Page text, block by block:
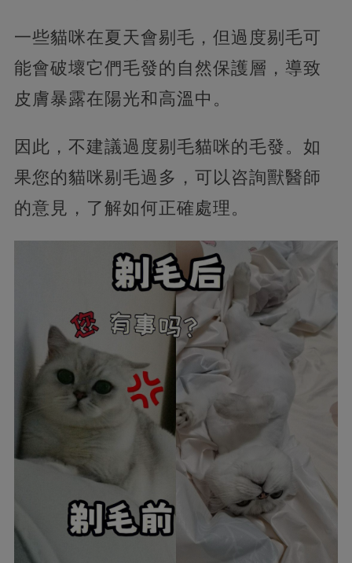
一些貓咪在夏天會剔毛，但過度剔毛可
能會破壞它們毛發的自然保護層，導致
皮膚暴露在陽光和高溫中。
因此，不建議過度剔毛貓咪的毛發。如
果您的貓咪剔毛過多，可以咨詢獸醫師
的意見，了解如何正確處理。